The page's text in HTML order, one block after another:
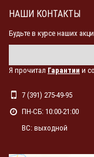
НАШИ КОНТАКТЫ
Будьте в курсе наших
Я прочитал Гарантии и
7 (391) 275-49-95
ПН-СБ: 10:00-21:00
ВС: выходной